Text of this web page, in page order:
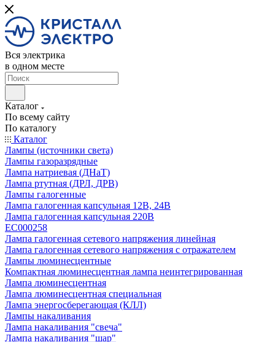
Вся электрика
в одном месте
Каталог
По всему сайту
По каталогу
Каталог
Лампы (источники света)
Лампы газоразрядные
Лампа натриевая (ДНаТ)
Лампа ртутная (ДРЛ, ДРВ)
Лампы галогенные
Лампа галогенная капсульная 12В, 24В
Лампа галогенная капсульная 220В
EC000258
Лампа галогенная сетевого напряжения линейная
Лампа галогенная сетевого напряжения с отражателем
Лампы люминесцентные
Компактная люминесцентная лампа неинтегрированная
Лампа люминесцентная
Лампа люминесцентная специальная
Лампа энергосберегающая (КЛЛ)
Лампы накаливания
Лампа накаливания "свеча"
Лампа накаливания "шар"